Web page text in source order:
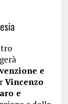
e
Vincenzo
e